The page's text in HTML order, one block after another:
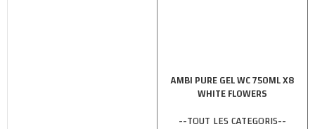
AMBI PURE GEL WC 750ML X8
WHITE FLOWERS
--TOUT LES CATEGORIS--